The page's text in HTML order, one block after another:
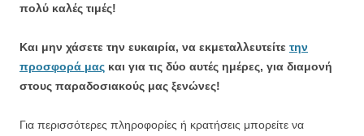
πολύ καλές τιμές!
Και μην χάσετε την ευκαιρία, να εκμεταλλευτείτε την
προσφορά μας και για τις δύο αυτές ημέρες, για διαμονή
στους παραδοσιακούς μας ξενώνες!
Για περισσότερες πληροφορίες ή κρατήσεις μπορείτε να